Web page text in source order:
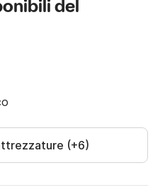
alla patente e alla
incluse) ?‍✈️
(tubo trainabile,
del
(+6)